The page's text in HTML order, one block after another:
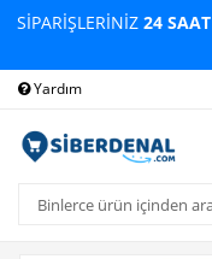
SİPARİŞLERİNİZ24 SAAT
Yardım